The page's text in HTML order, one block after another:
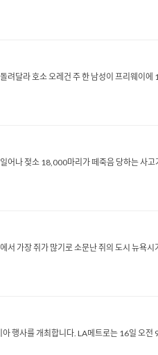
달라 호소 오레건 주 한 남성이 프리웨이
어나 젖소 18,000마리가 떼죽음 당하는 사
가장 쥐가 많기로 소문난 쥐의 도시 뉴욕
행사를 개최합니다. LA메트로는 16일 오